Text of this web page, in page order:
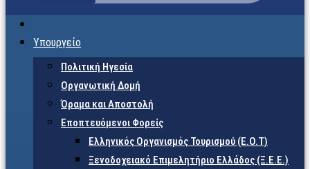
Υπουργείο
Πολιτική Ηγεσία
Οργανωτική Δομή
Όραμα και Αποστολή
Εποπτευόμενοι Φορείς
Eλληνικός Οργανισμός Τουρισμού (Ε.Ο.Τ)
Ξενοδοχειακό Επιμελητήριο Ελλάδος (Ξ.Ε.Ε.)